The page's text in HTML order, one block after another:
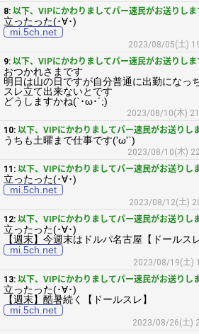
8: 以下、VIPにかわりましてパー速民がお送りしま
立ったった(･∀･)
mi.5ch.net
2023/08/05(土)
9: 以下、VIPにかわりましてパー速民がお送りし
おつかれさまです
明日は山の日ですが自分普通に出勤になっ
スレ立て出来ないとです
どうしますかね(`･ω･´;)
2023/08/10(木)
10: 以下、VIPにかわりましてパー速民がお送りし
うちも土曜まで仕事です('ω'`)
2023/08/10(木)
11: 以下、VIPにかわりましてパー速民がお送りし
立ったった(･∀･)
mi.5ch.net
2023/08/12(土)
12: 以下、VIPにかわりましてパー速民がお送りし
立ったった(･∀･)
【週末】今週末はドルパ名古屋【ドールスレ
mi.5ch.net
2023/08/19(土)
13: 以下、VIPにかわりましてパー速民がお送りし
立ったった(･∀･)
【週末】酷暑続く【ドールスレ】
mi.5ch.net
2023/08/26(土)